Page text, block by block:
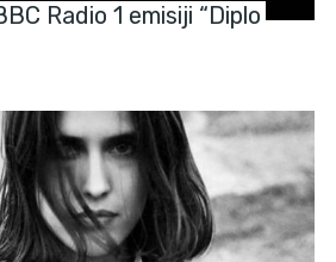
Radio 1 emisiji “Diplo